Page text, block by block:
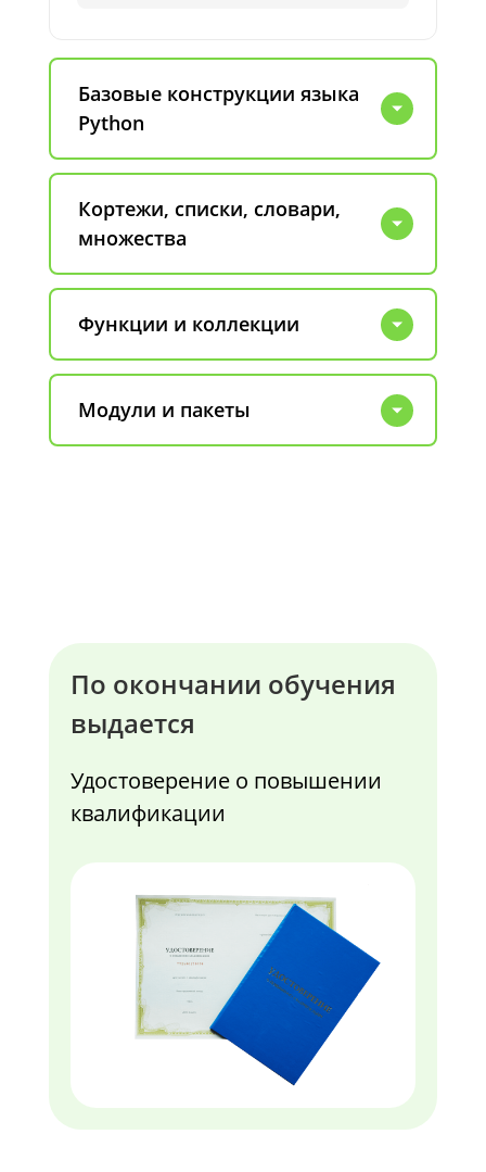
Базовые конструкции языка
Python
Кортежи, списки, словари,
множества
Функции и коллекции
Модули и пакеты
По окончании обучения
выдается
Удостоверение о повышении
квалификации